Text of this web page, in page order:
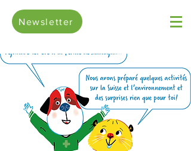
Newsletter